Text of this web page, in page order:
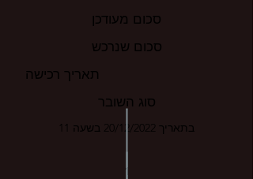
סכום מעודכן
סכום שנרכש
תאריך רכישה
סוג השובר
בתאריך 20/12/2022 בשעה 11
1